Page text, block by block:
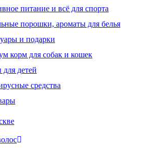
питание и всё для спорта
порошки, ароматы для белья
и подарки
корм для собак и кошек
детей
средства